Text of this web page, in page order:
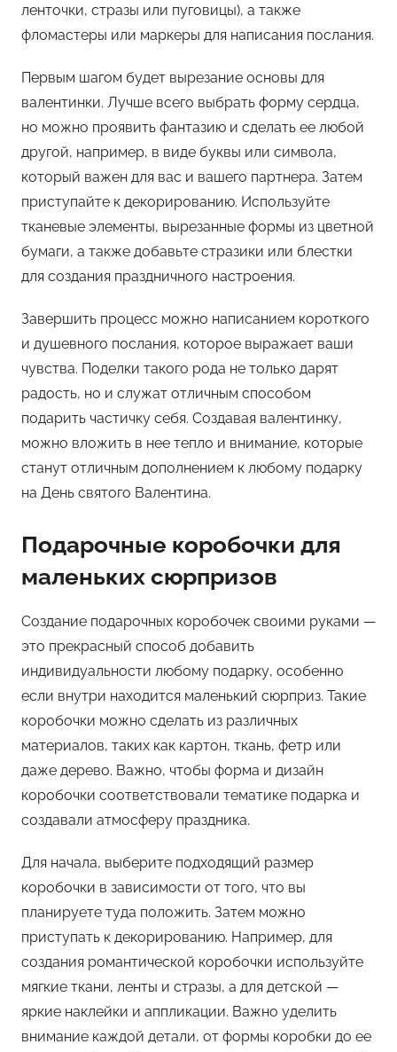
ленточки, стразы или пуговицы), а также
фломастеры или маркеры для написания послания.
Первым шагом будет вырезание основы для
валентинки. Лучше всего выбрать форму сердца,
но можно проявить фантазию и сделать ее любой
другой, например, в виде буквы или символа,
который важен для вас и вашего партнера. Затем
приступайте к декорированию. Используйте
тканевые элементы, вырезанные формы из цветной
бумаги, а также добавьте стразики или блестки
для создания праздничного настроения.
Завершить процесс можно написанием короткого
и душевного послания, которое выражает ваши
чувства. Поделки такого рода не только дарят
радость, но и служат отличным способом
подарить частичку себя. Создавая валентинку,
можно вложить в нее тепло и внимание, которые
станут отличным дополнением к любому подарку
на День святого Валентина.
Подарочные коробочки для
маленьких сюрпризов
Создание подарочных коробочек своими руками —
это прекрасный способ добавить
индивидуальности любому подарку, особенно
если внутри находится маленький сюрприз. Такие
коробочки можно сделать из различных
материалов, таких как картон, ткань, фетр или
даже дерево. Важно, чтобы форма и дизайн
коробочки соответствовали тематике подарка и
создавали атмосферу праздника.
Для начала, выберите подходящий размер
коробочки в зависимости от того, что вы
планируете туда положить. Затем можно
приступать к декорированию. Например, для
создания романтической коробочки используйте
мягкие ткани, ленты и стразы, а для детской —
яркие наклейки и аппликации. Важно уделить
внимание каждой детали, от формы коробки до ее